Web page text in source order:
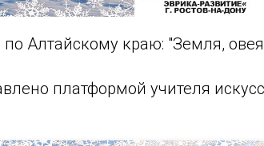
по Алтайскому краю: "Земля,
платформой учителя